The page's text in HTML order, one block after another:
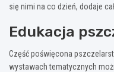
się nimi na co dzień, dodaje
Edukacja
Część poświęcona
wystawach tematycznych